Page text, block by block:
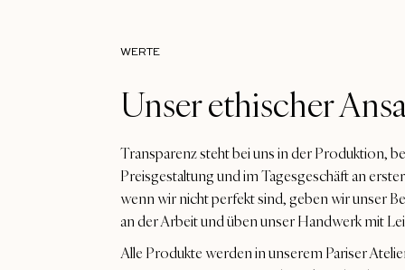
WERTE
Unser ethischer
Transparenz steht bei uns in der Produktion,
Preisgestaltung und im Tagesgeschäft an
wenn wir nicht perfekt sind, geben wir unser
an der Arbeit und üben unser Handwerk mit
Alle Produkte werden in unserem Pariser